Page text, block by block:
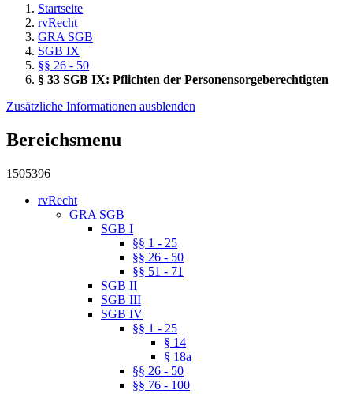
Startseite
rvRecht
GRA SGB
SGB IX
§§ 26 - 50
§ 33 SGB IX: Pflichten der Personensorgeberechtigten
Zusätzliche Informationen ausblenden
Bereichsmenu
1505396
rvRecht
GRA SGB
SGB I
§§ 1 - 25
§§ 26 - 50
§§ 51 - 71
SGB II
SGB III
SGB IV
§§ 1 - 25
§ 14
§ 18a
§§ 26 - 50
§§ 76 - 100